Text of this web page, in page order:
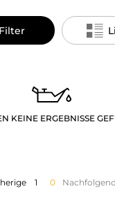
AIRBAG
KEINE ERGEBNISSE
1 0 Nachfolgend